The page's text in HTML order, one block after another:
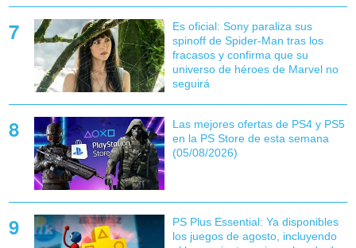
Es oficial: Sony paraliza sus
spinoff de Spider-Man tras los
fracasos y confirma que su
universo de héroes de Marvel no
seguirá
Las mejores ofertas de PS4 y PS5
en la PS Store de esta semana
(05/08/2026)
PS Plus Essential: Ya disponibles
los juegos de agosto, incluyendo